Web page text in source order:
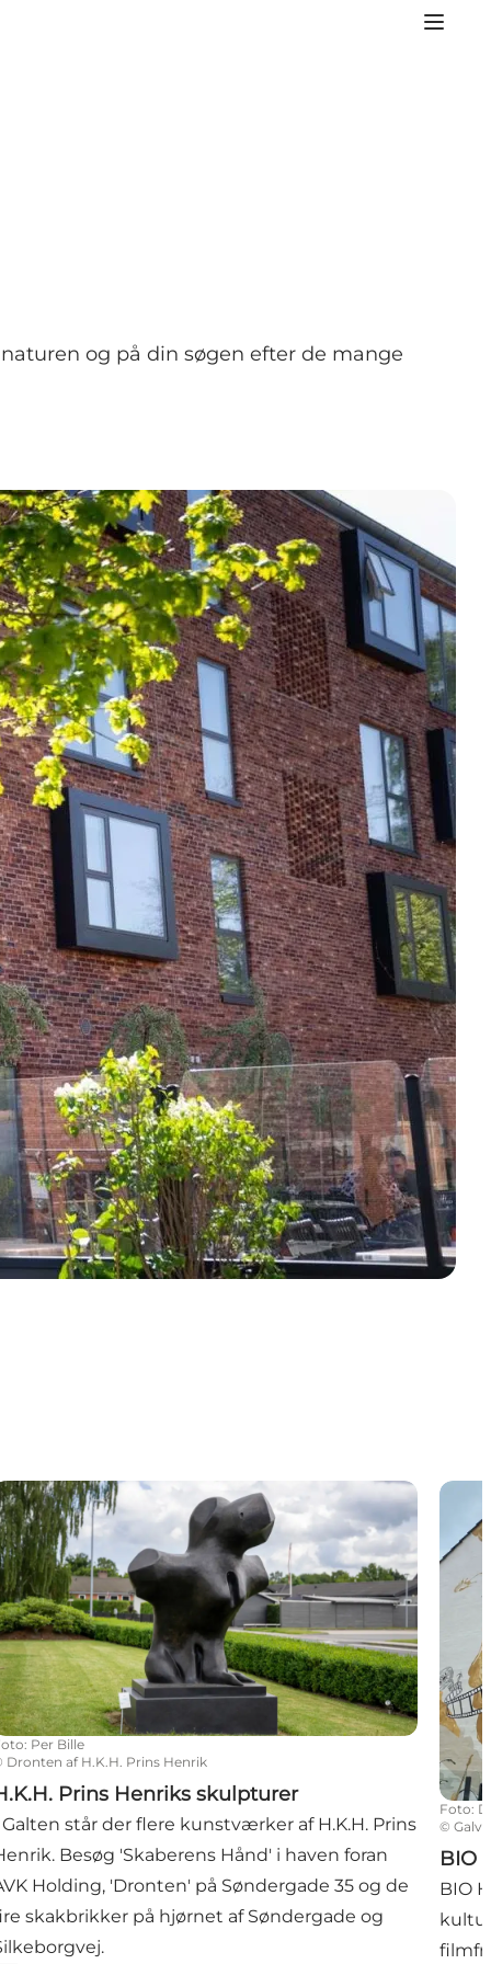
og på din søgen efter de mange
Prins Henriks skulpturer
: Per Bille
Dronten af H.K.H. Prins Henrik
Prins Henriks skulpturer
Galten står der flere kunstværker af H.K.H. Prins
Besøg 'Skaberens Hånd' i haven foran
Holding, 'Dronten' på Søndergade 35 og de
skakbrikker på hjørnet af Søndergade og
BIO
Foto:
©
BIO
BIO